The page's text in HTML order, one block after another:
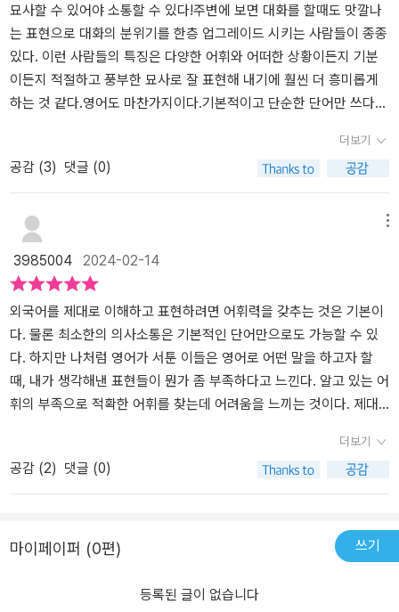
있답니다.영어 회화의 레벨을 올려줄 수 있는, 이 사람이 영어를 좀 하
는 사람이다라는 느낌을 주는 결정적인 부분이 이런 디테일한 부분이
아닐까요? 단적인 예로, 머리카락에 대한 이야기를 할 때 초급 영어에
서는 단순히 색에 대한 표현할 수 있다 라면, 중/고급으로 갈수록 푸
르스름한, 알록달록한 요런 표현도 쓸 수 있게 되는데, 이때 Blond ha
색 머리 )라든지, salt and pepper hair ( 검은색과 흰색 머리가 섞인
머리 )라는 표현도 할 수 있다는 거!! 영어 묘사에 대한 책답게 일러스
트 그림과 함께 영어 표현이 적혀있어 보다 직관적으로 표현을 이해
할 수 있었어요. 우리말에도 같은 말이라도 부정적인 느낌 70%, 긍정
적인 느낌 80% 이런 그때그때 상황의 느낌에 따라 쓰는 단어들이 달
라지잖아요? 영어도 같은 맥락인듯합니다앞서 배운 표현들을 실질적
은 대화에 녹여 넣어 만든 상황 스크립트도 도움이 많이 되었어요.저
는 이 책의 경우 첫 장부터 정독하기보단 이미지 위주나 포인트 위주
로 빠르게 먼저 훑어본 다음 스크립트를 많이 들었어요. 스크립트를
두세 번 반복해서 듣고 애매한 부분을 역으로 찾아나간다거나 내가
상상한 표현이 맞는지 확인을 하면서 들었더니 훨씬 이해도 잘되고
머릿속에 각인이 더 잘 되는 것 같았답니다.모든 표현과 문장/ 스크립
활에서 찐으로 사용할 수 있는 표현들이 정말 많으니 미드를 볼 때나
원서 소설을 읽을 때 정말 도움이 많이 될 것 같습니다.< 거의 모든 묘
사 표현의 영어 >로 2% 부족했던 언어의 장벽을 허물어 보아요.*출
묘사할 수 있어야 소통할 수 있다!​​주변에 보면 대화를 할때도 맛깔나
는 표현으로 대화의 분위기를 한층 업그레이드 시키는 사람들이 종종
있다. 이런 사람들의 특징은 다양한 어휘와 어떠한 상황이든지 기분
이든지 적절하고 풍부한 묘사로 잘 표현해 내기에 훨씬 더 흥미롭게
하는 것 같다.​영어도 마찬가지이다.기본적이고 단순한 단어만 쓰다보
다양하고 섬세한 묘사 표현을 많이 알면, 내 감정이나 느낌, 상황들을
잘 전달할 수 있고 공감과 신뢰를 얻어 좀 더 풍성한 대화를 이끌어 갈
수 있을 것이다.​이번에 만나 본 <거의 모든 묘사 표현의 영어 >는 구
체적인 형태와 동작부터 추상적인 개념까지 묘사에 필요한 모든 게
담긴 책으로, 한마디를 하더라도 더 지적이고 섬세하게 묘사할 수 있
게 해 준다고 하니 하나씩 살펴보며 영어 실력을 한 단계 끌어올려 보
자.책은 인물, 사물, 성격, 음식과 식품, 감정과 느낌, 몸의 상태와 증
상, 통증, 가족과 인간관계, 날씨와 기후, 사건과 사고, 자연 재해, 시
간•빈도, 비교급 활용, 풍경과 분위기, 교통, 경제, 소리와 음악 묘사,
어린 시절, 청소년, 성인기, 노년기 등 라이프 사이클 묘사, 그리고 남
보다 더 세련되게 묘사할 수 있는 중•고급 어휘까지 우리의 일상 묘사
에 필요한 표현을 16 챕터로 나누어 담고 있다.1> 각 유닛의 묘사에
지 적절하게 갖추고 있어서 학습 효과를 높일 수 있게 도움을 준다.*
헤어스타일 묘사​dreadlocks 레게머리, 여러 가닥으로 꼰 머리high p
onytail 높게 묶은 말총머리(braided) pigtails 양 갈래로 묶(거나 땋)
한 머리tie one's hair back 머리를 (뒤로) 묶다have one's hair don
e 머리를 (새로) 하다change one's hair(style) 헤어스타일을 바꾸
다* 라이프 사이클 묘사​be born into privilege 금수저로 태어나다d
더보기
공감 (3) 댓글 (0)
3985004 2024-02-14
외국어를 제대로 이해하고 표현하려면 어휘력을 갖추는 것은 기본이
다. 물론 최소한의 의사소통은 기본적인 단어만으로도 가능할 수 있
다. 하지만 나처럼 영어가 서툰 이들은 영어로 어떤 말을 하고자 할
때, 내가 생각해낸 표현들이 뭔가 좀 부족하다고 느낀다. 알고 있는 어
휘의 부족으로 적확한 어휘를 찾는데 어려움을 느끼는 것이다. 제대
이나 글은 모두 구체적인 표현으로 구성되기 때문에 우리의 일상은
묘사로 시작해서 묘사로 끝난다고 해도 과언이 아니다. 일상을 제대
로 묘사하기 위한 어휘 학습서 <<거의 모든 묘사 표현의 영어>>로 어
은 영어영문학을 전공하고 출판 편집자 겸 번역가로 활동하며 다양한
독자층을 대상으로 영어 학습서와 일반 단행본을 만들고 번역하는 일
을 하고 있다. <<거의 모든 묘사 표현의 영어>>에서는 우리가 일상에
더보기
공감 (2) 댓글 (0)
마이페이퍼 (0편) 쓰기
등록된 글이 없습니다